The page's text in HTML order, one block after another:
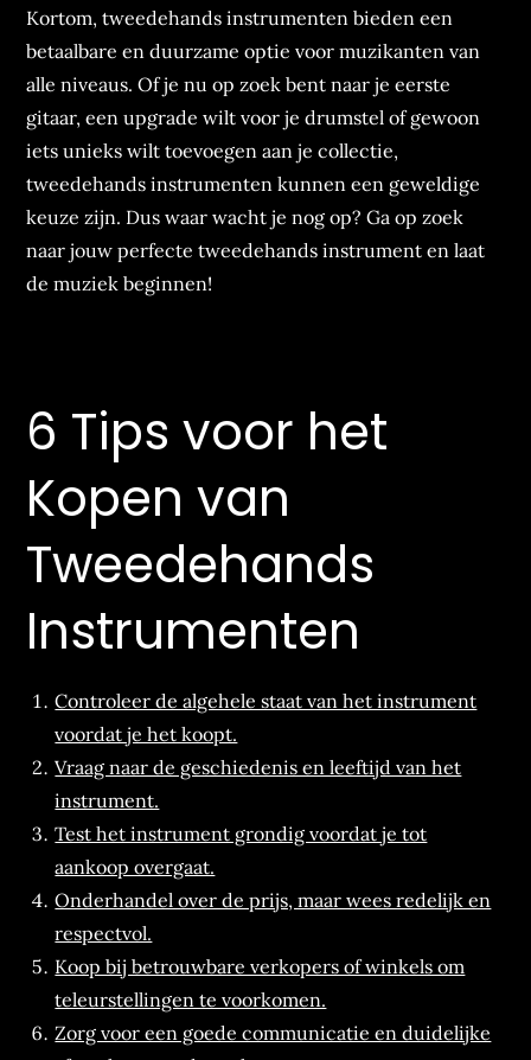
Kortom, tweedehands instrumenten bieden een
betaalbare en duurzame optie voor muzikanten van
alle niveaus. Of je nu op zoek bent naar je eerste
gitaar, een upgrade wilt voor je drumstel of gewoon
iets unieks wilt toevoegen aan je collectie,
tweedehands instrumenten kunnen een geweldige
keuze zijn. Dus waar wacht je nog op? Ga op zoek
naar jouw perfecte tweedehands instrument en laat
de muziek beginnen!
6 Tips voor het
Kopen van
Tweedehands
Instrumenten
Controleer de algehele staat van het instrument
voordat je het koopt.
Vraag naar de geschiedenis en leeftijd van het
instrument.
Test het instrument grondig voordat je tot
aankoop overgaat.
Onderhandel over de prijs, maar wees redelijk en
respectvol.
Koop bij betrouwbare verkopers of winkels om
teleurstellingen te voorkomen.
Zorg voor een goede communicatie en duidelijke